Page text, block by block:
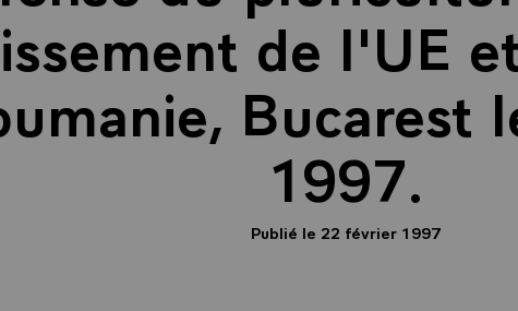
de l'UE
Bucarest
1997.
Publié le 22 février 1997